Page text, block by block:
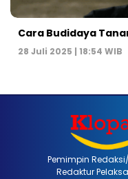
Cara Budidaya
28 Juli 2025 | 18:54 WIB
Pemimpin
Redaktur